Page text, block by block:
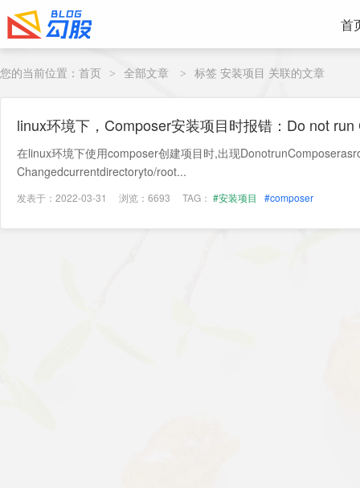
首
您的当前位置： 首页 > 全部文章 > 标签 安装项目 关联的文章
linux环境下，Composer安装项目时报错：Do not
在linux环境下使用composer创建项目时,出现
Changedcurrentdirectoryto/root...
发表于：2022-03-31 浏览：6693 TAG： #安装项目 #composer